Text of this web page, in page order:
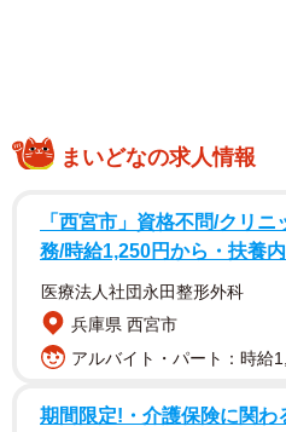
代の男女800人を対象として、
で実施されました。
まいどなの求人情報
「西宮市」資格不問/クリ
務/時給1,250円から・扶養
医療法人社団永田整形外科
兵庫県 西宮市
アルバイト・パート：時給
期間限定!・介護保険に関わ